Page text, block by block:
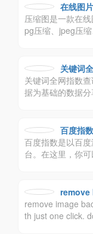
在线图
缩90%-
压缩图是一款在
pg压缩、jpeg压
设计素材、图片加
框、一寸、两寸
等功能；还支持
关键词
关键词全网指数
据为基础的数据
百度指数
百度指数是以百
台。在这里，你
remove image
th just one click.